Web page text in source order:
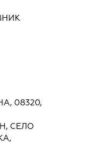
08320,
СЕЛО